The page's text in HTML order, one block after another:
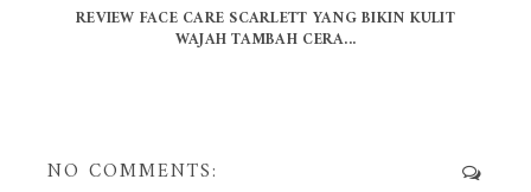
REVIEW FACE CARE SCARLETT YANG BIKIN KULIT
WAJAH TAMBAH CERA...
NO COMMENTS: